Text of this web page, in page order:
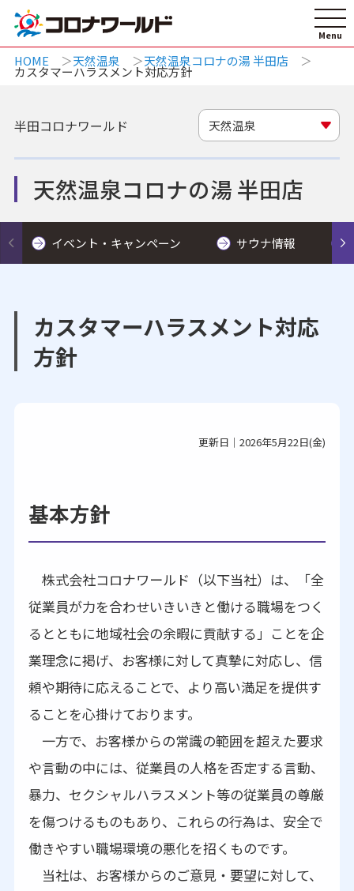
HOME 天然温泉 天然温泉コロナの湯 半田店
カスタマーハラスメント対応方針
天然温泉コロナの湯 半田店
半田コロナワールド 天然温泉
イベント・キャンペーン サウナ情報
カスタマーハラスメント対応
方針
更新日｜2026年5月22日(金)
基本方針
株式会社コロナワールド（以下当社）は、「全
従業員が力を合わせいきいきと働ける職場をつく
るとともに地域社会の余暇に貢献する」ことを企
業理念に掲げ、お客様に対して真摯に対応し、信
頼や期待に応えることで、より高い満足を提供す
ることを心掛けております。
一方で、お客様からの常識の範囲を超えた要求
や言動の中には、従業員の人格を否定する言動、
暴力、セクシャルハラスメント等の従業員の尊厳
を傷つけるものもあり、これらの行為は、安全で
働きやすい職場環境の悪化を招くものです。
当社は、お客様からのご意見・要望に対して、